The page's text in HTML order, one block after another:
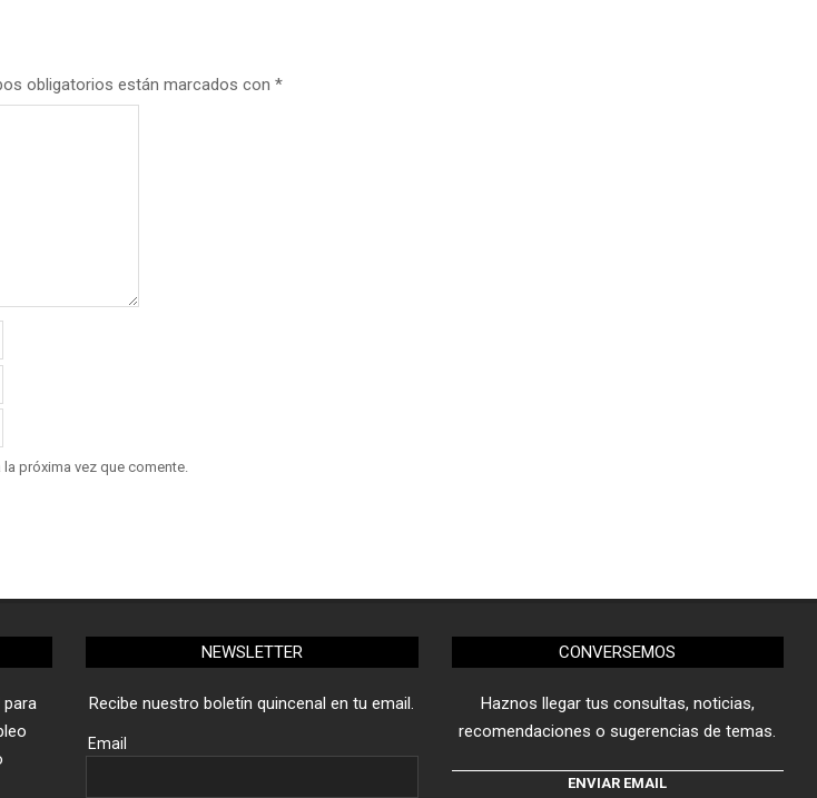
obligatorios están marcados con*
próxima vez que comente.
para
NEWSLETTER
Recibe nuestro boletín quincenal en tu email.
Email
CONVERSEMOS
Haznos llegar tus consultas, noticias,
recomendaciones o sugerencias de temas.
ENVIAR EMAIL